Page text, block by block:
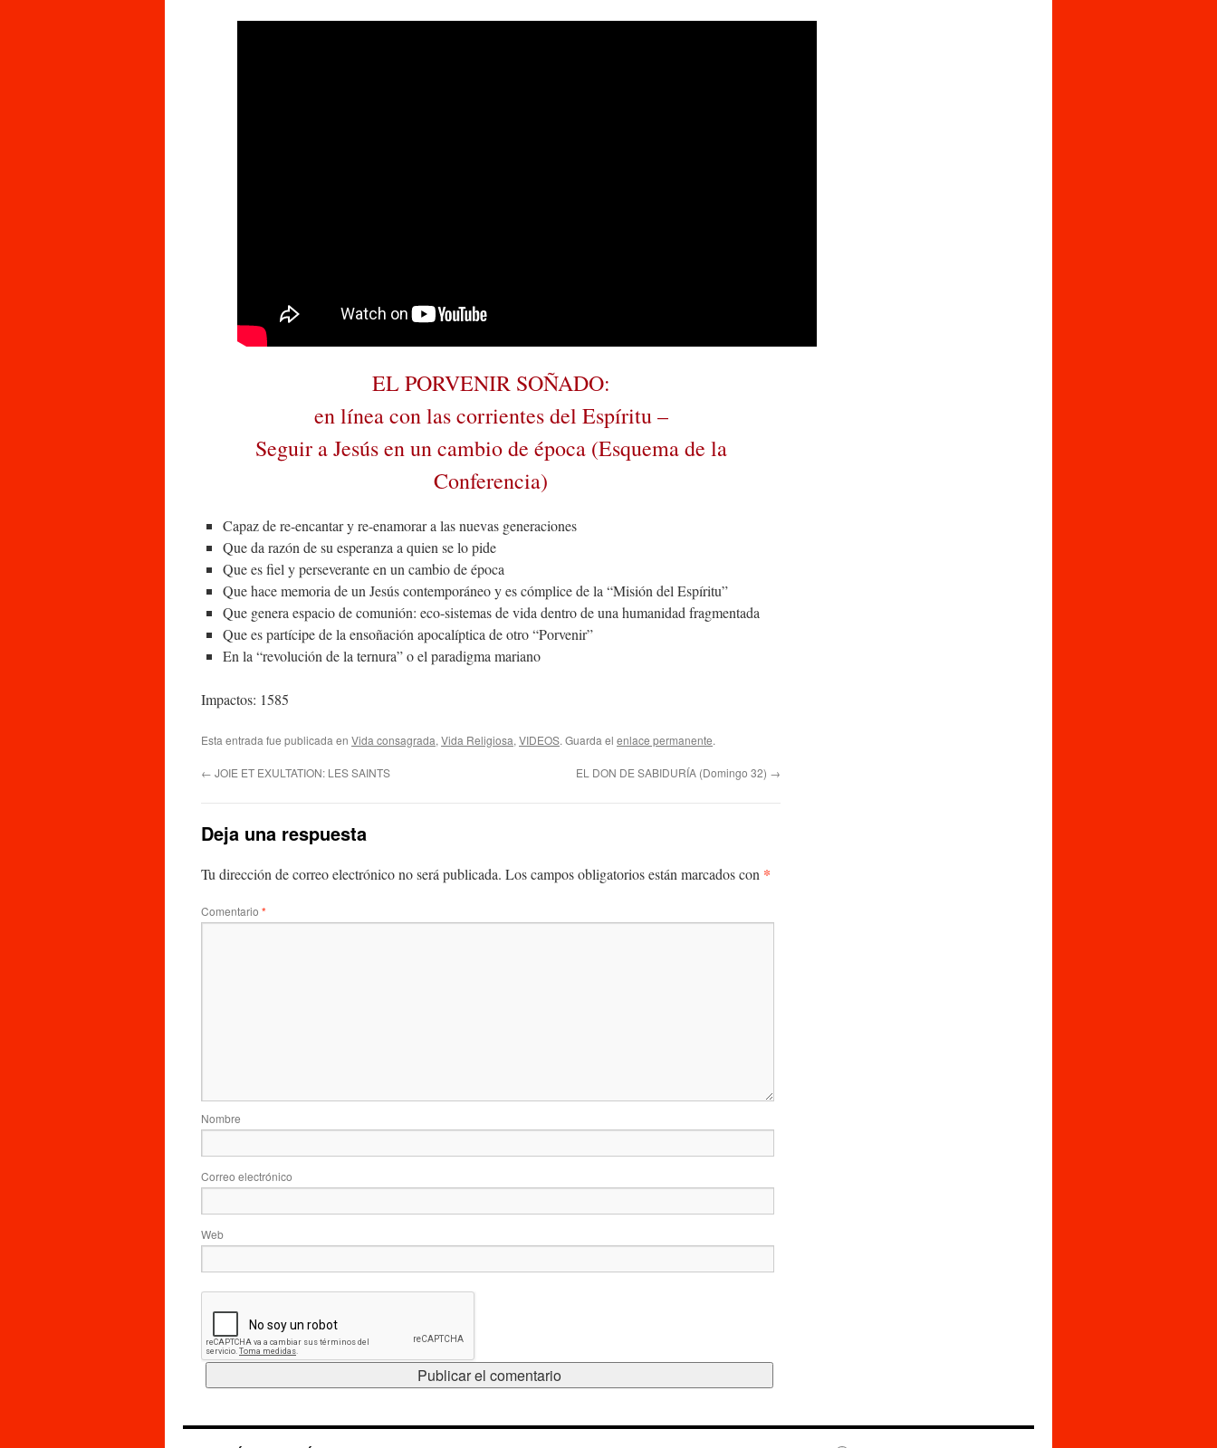
EL PORVENIR SOÑADO:
en línea con las corrientes del Espíritu –
Seguir a Jesús en un cambio de época (Esquema de la
Conferencia)
Capaz de re-encantar y re-enamorar a las nuevas generaciones
Que da razón de su esperanza a quien se lo pide
Que es fiel y perseverante en un cambio de época
Que hace memoria de un Jesús contemporáneo y es cómplice de la “Misión del Espíritu”
Que genera espacio de comunión: eco-sistemas de vida dentro de una humanidad fragmentada
Que es partícipe de la ensoñación apocalíptica de otro “Porvenir”
En la “revolución de la ternura” o el paradigma mariano
Impactos: 1585
Esta entrada fue publicada en Vida consagrada, Vida Religiosa, VIDEOS. Guarda el enlace permanente.
← JOIE ET EXULTATION: LES SAINTS EL DON DE SABIDURÍA (Domingo 32) →
Deja una respuesta
Tu dirección de correo electrónico no será publicada. Los campos obligatorios están marcados con *
Comentario *
Nombre
Correo electrónico
Web